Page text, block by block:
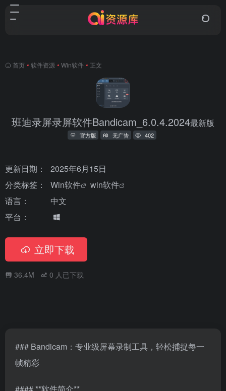
首页 • 软件资源 • Win软件 • 正文
班迪录屏录屏软件Bandicam_6.0.4.2024最新版
官方版 无广告 402
更新日期：
2025年6月15日
分类标签：
Win软件
win软件
语言：
中文
平台：
立即下载
36.4M 0 人已下载
### Bandicam：专业级屏幕录制工具，轻松捕捉每一
帧精彩
#### **软件简介**